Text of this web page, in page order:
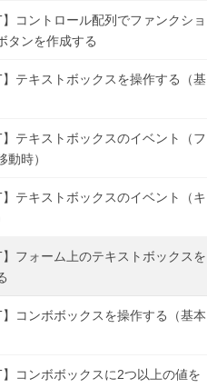
】コントロール配列でファンクショ
タンを作成する
】テキストボックスを操作する（基
】テキストボックスのイベント（フ
動時）
】テキストボックスのイベント（キ
】フォーム上のテキストボックスを
】コンボボックスを操作する（基本
】コンボボックスに2つ以上の値を